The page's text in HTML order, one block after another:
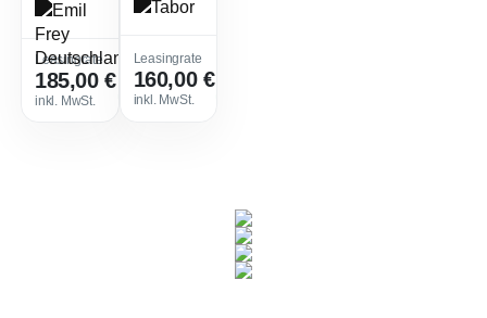
Leasingrate
185,00 €
inkl. MwSt.
Leasingfaktor
Verfügbar ab Okt. 2026
Leasingrate
160,00 €
inkl. MwSt.